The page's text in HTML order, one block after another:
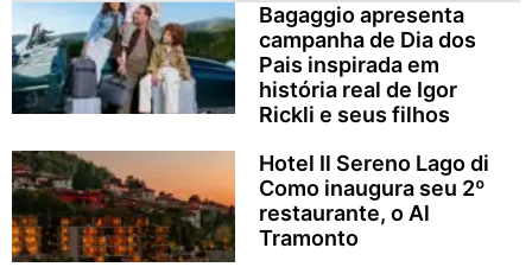
Bagaggio apresenta
campanha de Dia dos
Pais inspirada em
história real de Igor
Rickli e seus filhos
Hotel Il Sereno Lago di
Como inaugura seu 2º
restaurante, o Al
Tramonto